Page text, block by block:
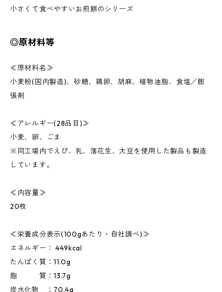
​小さくて食べやすいお煎餅のシリーズ
◎原材料等
≪原材料名≫
小麦粉(国内製造)、砂糖、鶏卵、胡麻、植物油脂、食塩／膨
張剤
≪アレルギー(28品目)≫
小麦、卵、ごま
※同工場内でえび、乳、落花生、大豆を使用した製品も製造
しています。
≪内容量≫
20枚
≪栄養成分表示(100gあたり・自社調べ)≫
エネルギー： 449kcal
たんぱく質：11.0g
脂 質：13.7g
炭水化物 ：70.4g